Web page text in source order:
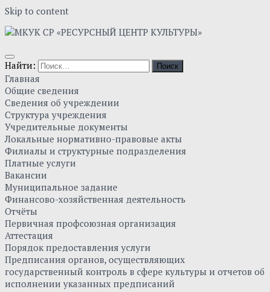
Skip to content
Найти:
Главная
Общие сведения
Сведения об учреждении
Структура учреждения
Учредительные документы
Локальные нормативно-правовые акты
Филиалы и структурные подразделения
Платные услуги
Вакансии
Муниципальное задание
Финансово-хозяйственная деятельность
Отчёты
Первичная профсоюзная организация
Аттестация
Порядок предоставления услуги
Предписания органов, осуществляющих
государственный контроль в сфере культуры и отчетов об
исполнении указанных предписаний